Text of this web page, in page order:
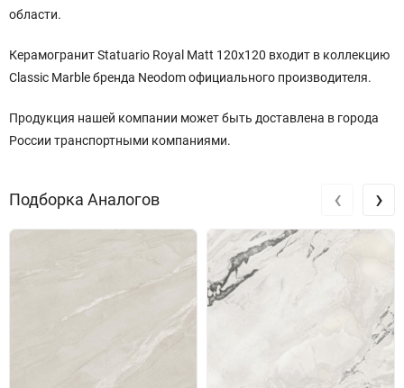
области.
Керамогранит Statuario Royal Matt 120x120 входит в коллекцию
Classic Marble бренда Neodom официального производителя.
Продукция нашей компании может быть доставлена в города
России транспортными компаниями.
Подборка Аналогов ‹ ›